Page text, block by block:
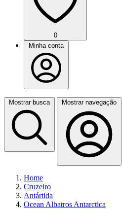
0
Minha conta
Mostrar busca Mostrar navegação
Home
Cruzeiro
Antártida
Ocean Albatros Antarctica